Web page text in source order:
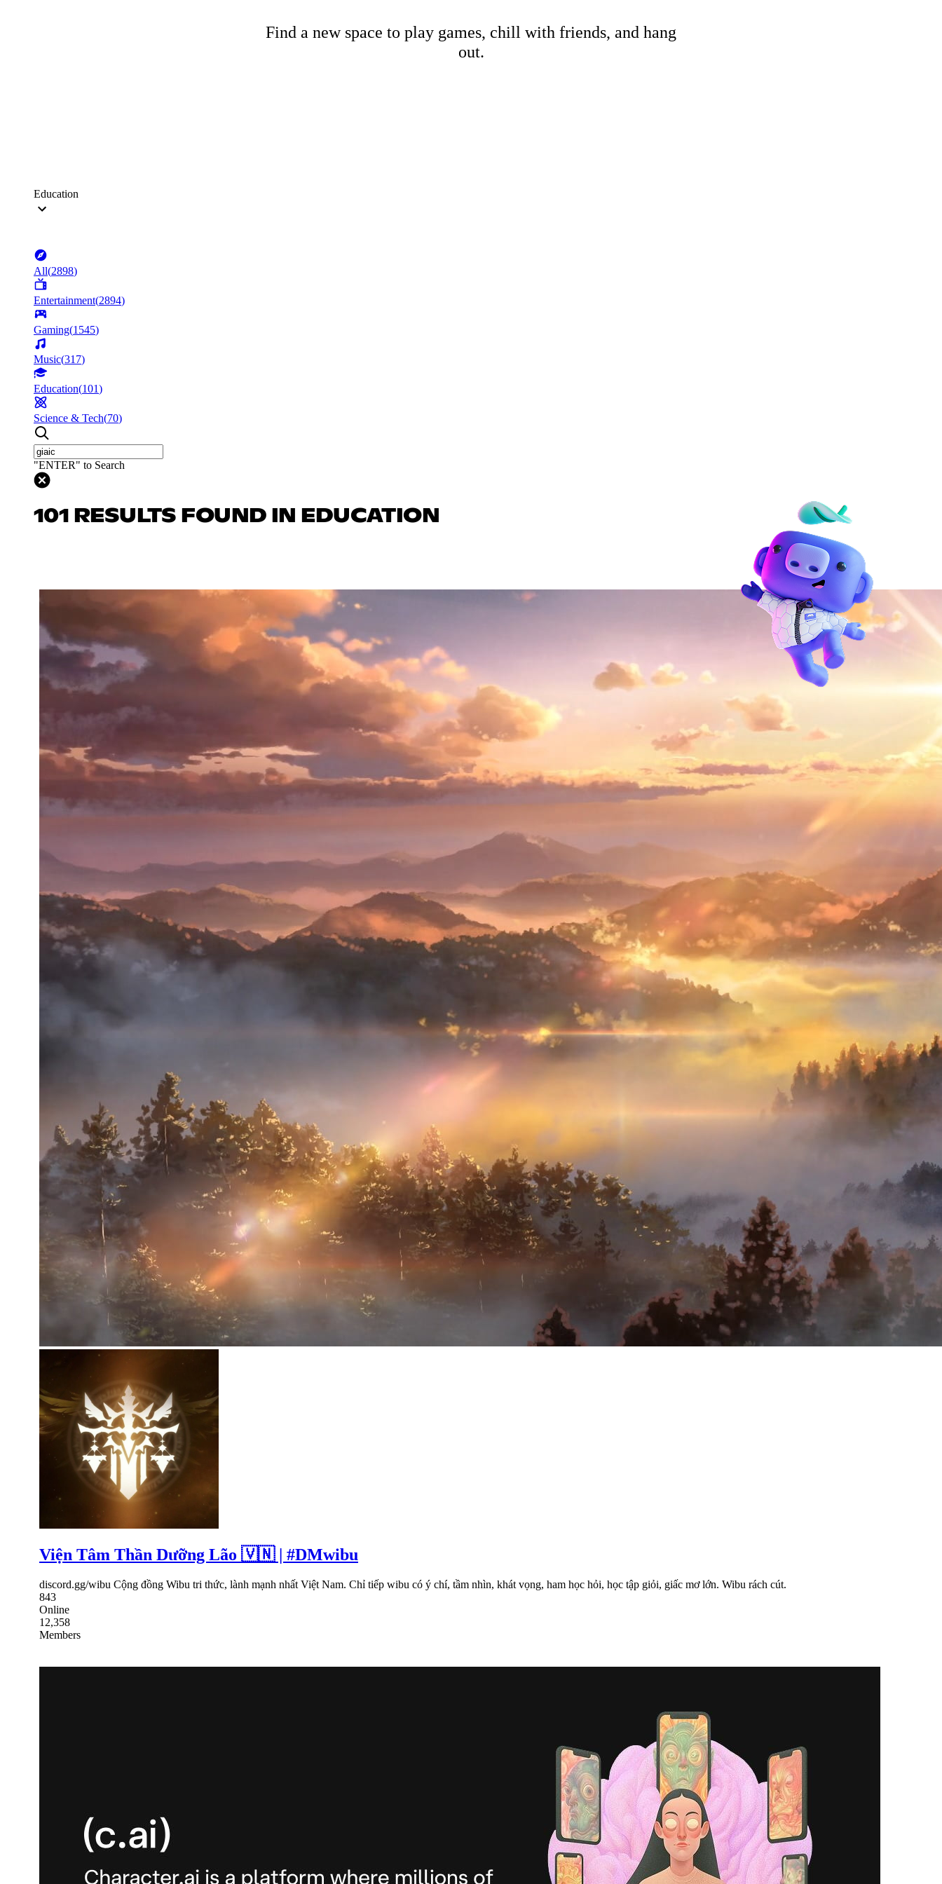
Find a new space to play games, chill with friends, and hang
out.
Education
All(2898)
Entertainment(2894)
Gaming(1545)
Music(317)
Education(101)
Science & Tech(70)
"ENTER" to Search
101 RESULTS FOUND IN EDUCATION
Viện Tâm Thần Dưỡng Lão 🇻🇳 | #DMwibu
discord.gg/wibu Cộng đồng Wibu tri thức, lành mạnh nhất Việt Nam. Chỉ tiếp wibu có ý chí, tầm nhìn, khát vọng, ham học hỏi, học tập giỏi, giấc mơ lớn. Wibu rách cút.
843
Online
12,358
Members